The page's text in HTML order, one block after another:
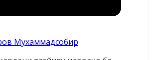
Мухаммадсобир